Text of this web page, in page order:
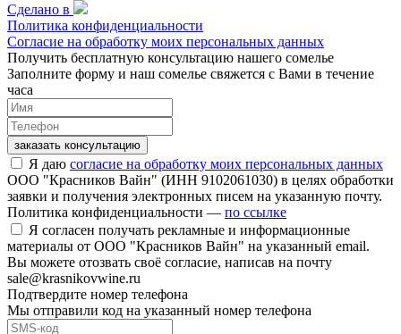
Сделано в
Политика конфиденциальности
Согласие на обработку моих персональных данных
Получить бесплатную консультацию нашего сомелье
Заполните форму и наш сомелье свяжется с Вами в течение
часа
заказать консультацию
Я даю согласие на обработку моих персональных данных
ООО "Красников Вайн" (ИНН 9102061030) в целях обработки
заявки и получения электронных писем на указанную почту.
Политика конфиденциальности — по ссылке
Я согласен получать рекламные и информационные
материалы от ООО "Красников Вайн" на указанный email.
Вы можете отозвать своё согласие, написав на почту
sale@krasnikovwine.ru
Подтвердите номер телефона
Мы отправили код на указанный номер телефона